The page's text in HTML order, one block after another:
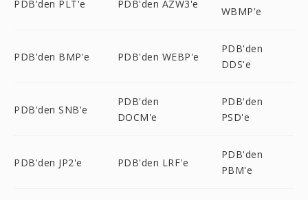
PDB'den PLT'e PDB'den AZW3'e
WBMP'e
PDB'den BMP'e PDB'den WEBP'e
PDB'den
DDS'e
PDB'den SNB'e
PDB'den
DOCM'e
PDB'den
PSD'e
PDB'den JP2'e PDB'den LRF'e
PDB'den
PBM'e